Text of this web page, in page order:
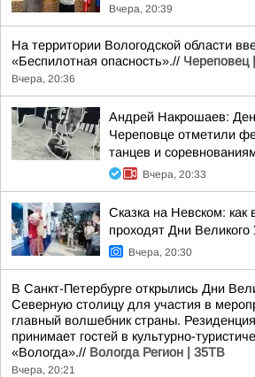
Вчера, 20:39
На территории Вологодской области
«Беспилотная опасность».// Череповец
Вчера, 20:36
Андрей Накрошаев:
Череповце отметили
танцев и
Вчера, 20:33
Сказка на Невском: как
проходят Дни Великого
Вчера, 20:30
В Санкт-Петербурге открылись Дни
Северную столицу для участия в
главный волшебник страны.
принимает гостей в культурно-
«Вологда».// Вологда Регион | 35ТВ
Вчера, 20:21